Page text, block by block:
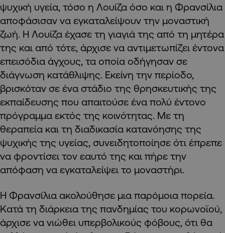
ψυχική υγεία, τόσο η Λουίζα όσο και η Φρανσίλια
αποφάσισαν να εγκαταλείψουν την μοναστική
ζωή. Η Λουίζα έχασε τη γιαγιά της από τη μητέρα
της και από τότε, άρχισε να αντιμετωπίζει έντονα
επεισόδια άγχους, τα οποία οδήγησαν σε
διάγνωση κατάθλιψης. Εκείνη την περίοδο,
βρισκόταν σε ένα στάδιο της θρησκευτικής της
εκπαίδευσης που απαιτούσε ένα πολύ έντονο
πρόγραμμα εκτός της κοινότητας. Με τη
θεραπεία και τη διαδικασία κατανόησης της
ψυχικής της υγείας, συνειδητοποίησε ότι έπρεπε
να φροντίσει τον εαυτό της και πήρε την
απόφαση να εγκαταλείψει το μοναστήρι.
Η Φρανσίλια ακολούθησε μια παρόμοια πορεία.
Κατά τη διάρκεια της πανδημίας του κορωνοϊού,
άρχισε να νιώθει υπερβολικούς φόβους, ότι θα